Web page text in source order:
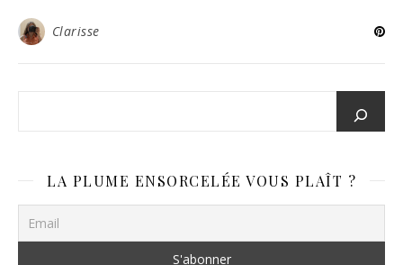
Clarisse
LA PLUME ENSORCELÉE VOUS PLAÎT ?